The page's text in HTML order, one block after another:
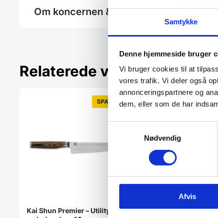
Samtykke
Denne hjemmeside bruger
Vi bruger cookies til at
vores trafik. Vi deler også
annonceringspartnere og
dem, eller som de har
Nødvendig
Afvis
Om koncernen & god kvalitet
Relaterede varer
SPAR 18%
Kai Shun Premier – Utility kniv
Mac Chef – Utility